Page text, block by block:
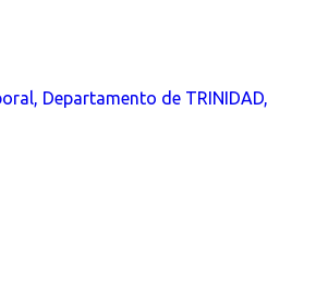
Departamento de TRINIDAD,